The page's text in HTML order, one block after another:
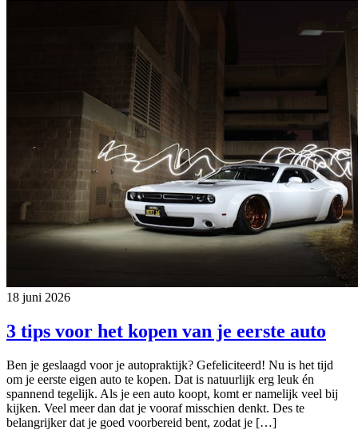
18 juni 2026
3 tips voor het kopen van je eerste auto
Ben je geslaagd voor je autopraktijk? Gefeliciteerd! Nu is het tijd
om je eerste eigen auto te kopen. Dat is natuurlijk erg leuk én
spannend tegelijk. Als je een auto koopt, komt er namelijk veel bij
kijken. Veel meer dan dat je vooraf misschien denkt. Des te
belangrijker dat je goed voorbereid bent, zodat je […]